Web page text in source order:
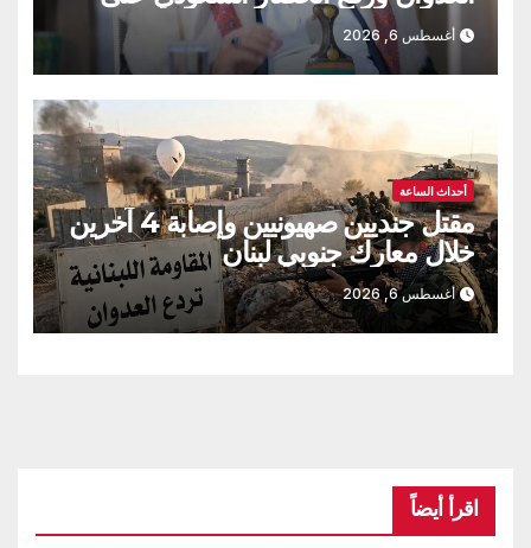
اليمن
أغسطس 6, 2026
أحداث الساعة
مقتل جنديين صهيونيين وإصابة 4 آخرين
خلال معارك جنوبي لبنان
أغسطس 6, 2026
اقرأ أيضاً